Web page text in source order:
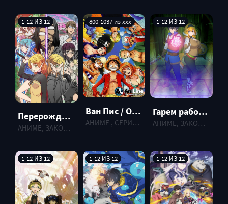
1-12 ИЗ 12
Перерождение Дяди
АНИМЕ, ЗАКОНЧЕННЫЕ , 2022 г.
800-1037 из xxx
Ван Пис / One Piece
АНИМЕ , СЕРИАЛ, 1999 г.
1-12 ИЗ 12
Гарем рабов в лабиринте другого мира (2022)
АНИМЕ, ЗАКОНЧЕННЫЕ , 2022 г.
1-12 ИЗ 12 1-12 ИЗ 12 1-12 ИЗ 12